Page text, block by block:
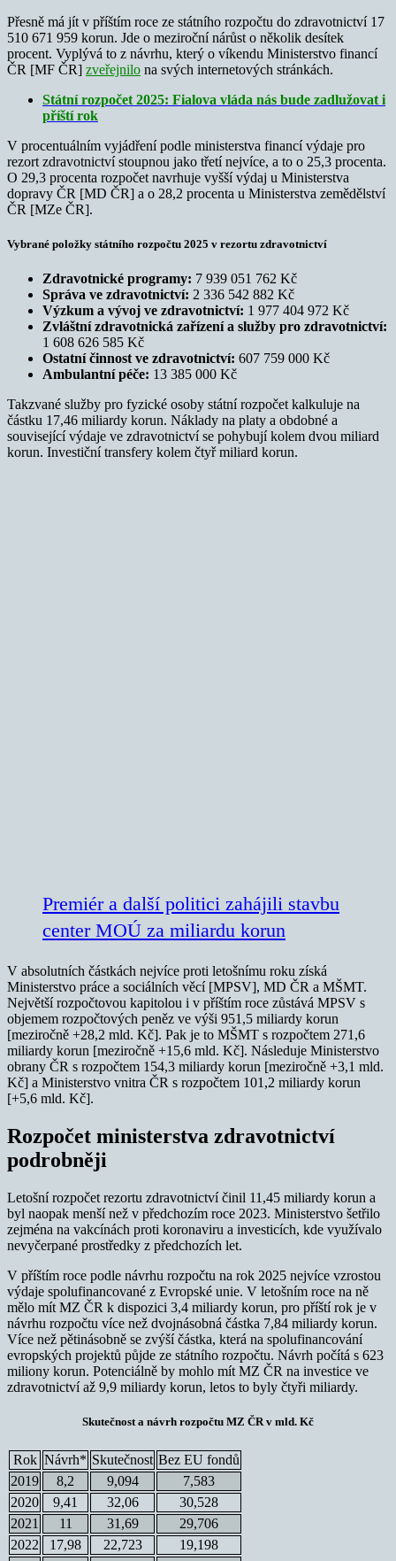
Přesně má jít v příštím roce ze státního rozpočtu do zdravotnictví 17
510 671 959 korun. Jde o meziroční nárůst o několik desítek
procent. Vyplývá to z návrhu, který o víkendu Ministerstvo financí
ČR [MF ČR] zveřejnilo na svých internetových stránkách.
Státní rozpočet 2025: Fialova vláda nás bude zadlužovat i
příští rok
V procentuálním vyjádření podle ministerstva financí výdaje pro
rezort zdravotnictví stoupnou jako třetí nejvíce, a to o 25,3 procenta.
O 29,3 procenta rozpočet navrhuje vyšší výdaj u Ministerstva
dopravy ČR [MD ČR] a o 28,2 procenta u Ministerstva zemědělství
ČR [MZe ČR].
Vybrané položky státního rozpočtu 2025 v rezortu zdravotnictví
Zdravotnické programy: 7 939 051 762 Kč
Správa ve zdravotnictví: 2 336 542 882 Kč
Výzkum a vývoj ve zdravotnictví: 1 977 404 972 Kč
Zvláštní zdravotnická zařízení a služby pro zdravotnictví:
1 608 626 585 Kč
Ostatní činnost ve zdravotnictví: 607 759 000 Kč
Ambulantní péče: 13 385 000 Kč
Takzvané služby pro fyzické osoby státní rozpočet kalkuluje na
částku 17,46 miliardy korun. Náklady na platy a obdobné a
související výdaje ve zdravotnictví se pohybují kolem dvou miliard
korun. Investiční transfery kolem čtyř miliard korun.
Premiér a další politici zahájili stavbu
center MOÚ za miliardu korun
V absolutních částkách nejvíce proti letošnímu roku získá
Ministerstvo práce a sociálních věcí [MPSV], MD ČR a MŠMT.
Největší rozpočtovou kapitolou i v příštím roce zůstává MPSV s
objemem rozpočtových peněz ve výši 951,5 miliardy korun
[meziročně +28,2 mld. Kč]. Pak je to MŠMT s rozpočtem 271,6
miliardy korun [meziročně +15,6 mld. Kč]. Následuje Ministerstvo
obrany ČR s rozpočtem 154,3 miliardy korun [meziročně +3,1 mld.
Kč] a Ministerstvo vnitra ČR s rozpočtem 101,2 miliardy korun
[+5,6 mld. Kč].
Rozpočet ministerstva zdravotnictví
podrobněji
Letošní rozpočet rezortu zdravotnictví činil 11,45 miliardy korun a
byl naopak menší než v předchozím roce 2023. Ministerstvo šetřilo
zejména na vakcínách proti koronaviru a investicích, kde využívalo
nevyčerpané prostředky z předchozích let.
V příštím roce podle návrhu rozpočtu na rok 2025 nejvíce vzrostou
výdaje spolufinancované z Evropské unie. V letošním roce na ně
mělo mít MZ ČR k dispozici 3,4 miliardy korun, pro příští rok je v
návrhu rozpočtu více než dvojnásobná částka 7,84 miliardy korun.
Více než pětinásobně se zvýší částka, která na spolufinancování
evropských projektů půjde ze státního rozpočtu. Návrh počítá s 623
miliony korun. Potenciálně by mohlo mít MZ ČR na investice ve
zdravotnictví až 9,9 miliardy korun, letos to byly čtyři miliardy.
Skutečnost a návrh rozpočtu MZ ČR v mld. Kč
Rok Návrh* Skutečnost Bez EU fondů
2019
8,2 9,094
7,583
2020
9,41 32,06
30,528
2021
11 31,69
29,706
2022
17,98 22,723
19,198